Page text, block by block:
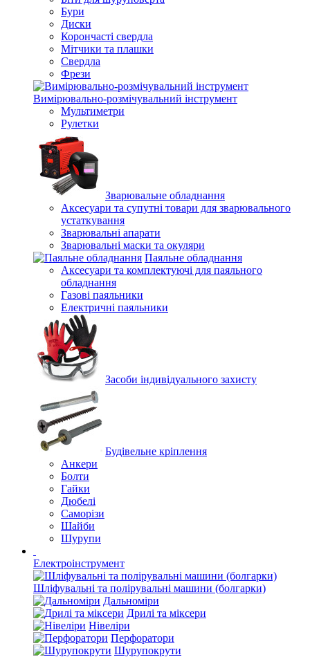
Бури
Диски
Корончасті свердла
Мітчики та плашки
Свердла
Фрези
Вимірювально-розмічувальний інструмент
Мультиметри
Рулетки
Зварювальне обладнання
Аксесуари та супутні товари для зварювального
устаткування
Зварювальні апарати
Зварювальні маски та окуляри
Паяльне обладнання
Аксесуари та комплектуючі для паяльного
обладнання
Газові паяльники
Електричні паяльники
Засоби індивідуального захисту
Будівельне кріплення
Анкери
Болти
Гайки
Дюбелі
Саморізи
Шайби
Шурупи
Електроінструмент
Шліфувальні та полірувальні машини (болгарки)
Дальноміри
Дрилі та міксери
Нівеліри
Перфоратори
Шурупокрути